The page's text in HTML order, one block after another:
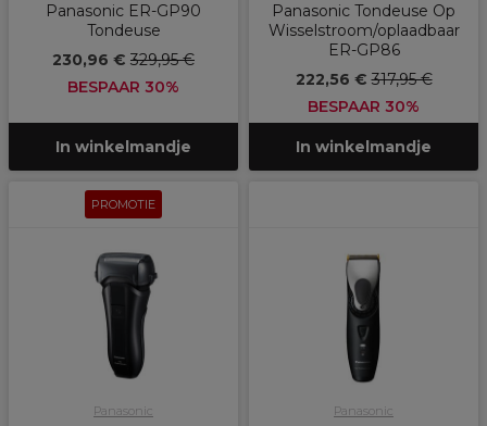
Panasonic ER-GP90
Tondeuse
230,96 € 329,95 €
BESPAAR 30%
In winkelmandje
Panasonic Tondeuse Op
Wisselstroom/oplaadbaar
ER-GP86
222,56 €317,95 €
BESPAAR 30%
In winkelmandje
PROMOTIE
Panasonic Panasonic